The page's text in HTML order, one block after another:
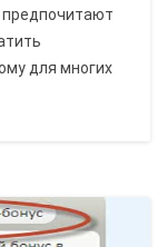
для многих